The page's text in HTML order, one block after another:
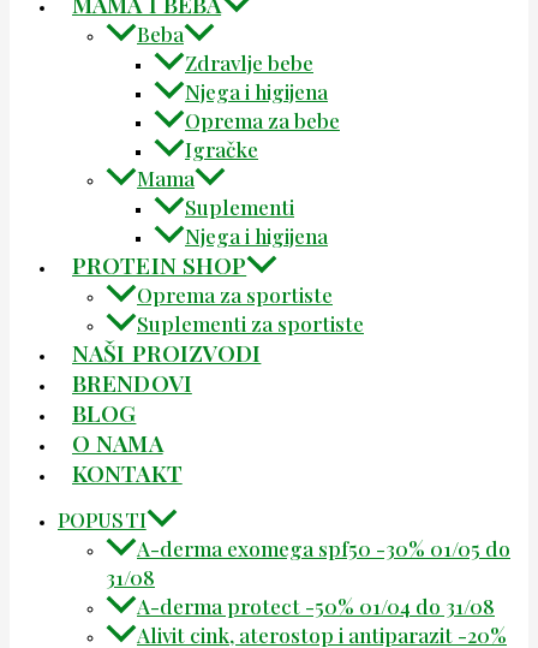
Beba
Zdravlje bebe
Njega i higijena
Oprema za bebe
Igračke
Mama
Suplementi
Njega i higijena
PROTEIN SHOP
Oprema za sportiste
Suplementi za sportiste
NAŠI PROIZVODI
BRENDOVI
BLOG
O NAMA
KONTAKT
POPUSTI
A-derma exomega spf50 -30% 01/05 do
31/08
A-derma protect -50% 01/04 do 31/08
Alivit cink, aterostop i antiparazit -20%